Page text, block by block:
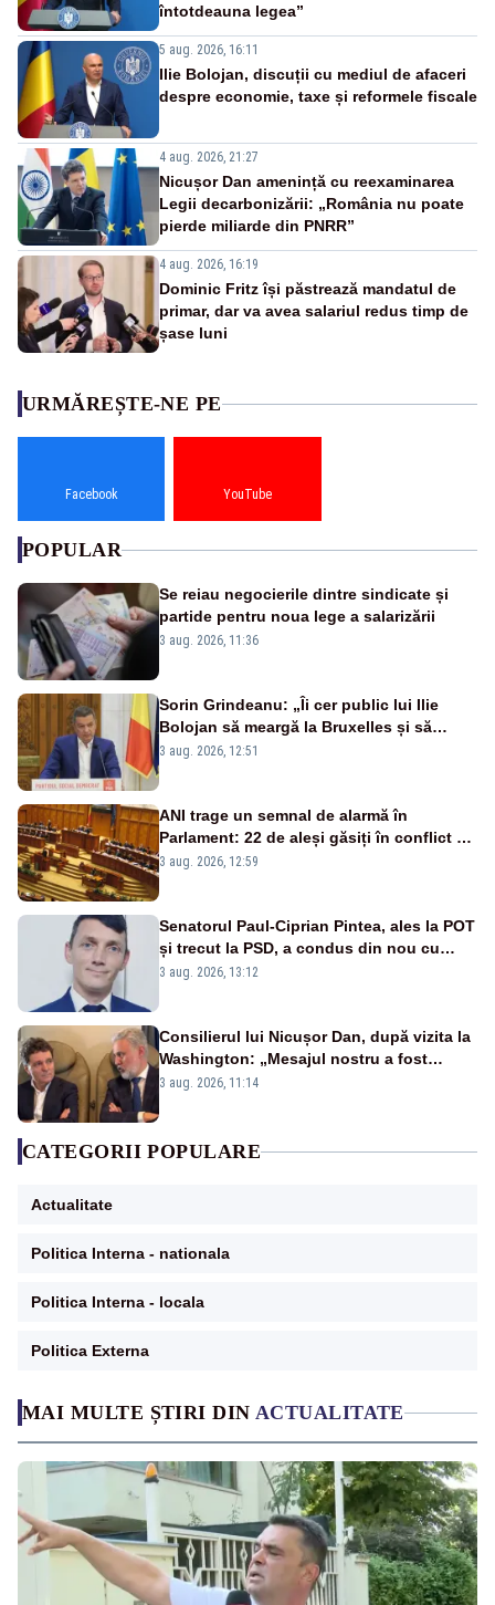
întotdeauna legea”
5 aug. 2026, 16:11
Ilie Bolojan, discuții cu mediul de afaceri
despre economie, taxe și reformele fiscale
4 aug. 2026, 21:27
Nicușor Dan amenință cu reexaminarea
Legii decarbonizării: „România nu poate
pierde miliarde din PNRR”
4 aug. 2026, 16:19
Dominic Fritz își păstrează mandatul de
primar, dar va avea salariul redus timp de
șase luni
MAI MULTE ȘTIRI DIN ACTUALITATE
URMĂREȘTE-NE PE
Facebook YouTube
POPULAR
Se reiau negocierile dintre sindicate și
partide pentru noua lege a salarizării
3 aug. 2026, 11:36
Sorin Grindeanu: „Îi cer public lui Ilie
Bolojan să meargă la Bruxelles și să
amâne închiderea termocentralelor” –
3 aug. 2026, 12:51
ANI trage un semnal de alarmă în
Parlament: 22 de aleși găsiți în conflict de
interese au rămas în funcții
3 aug. 2026, 12:59
Senatorul Paul-Ciprian Pintea, ales la POT
și trecut la PSD, a condus din nou cu
permisul suspendat și nu a oprit la
3 aug. 2026, 13:12
Consilierul lui Nicușor Dan, după vizita la
Washington: „Mesajul nostru a fost
simplu - România stă alături de Statele
3 aug. 2026, 11:14
CATEGORII POPULARE
Actualitate
Politica Interna - nationala
Politica Interna - locala
Politica Externa